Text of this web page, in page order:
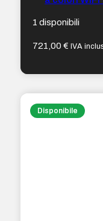
1 disponibili
721,00€ IVA
Disponibile